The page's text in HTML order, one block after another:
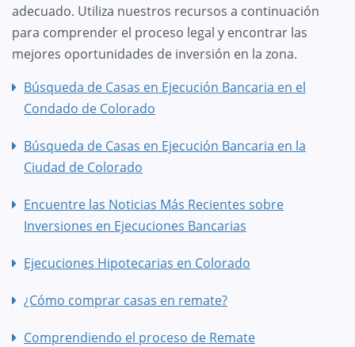
adecuado. Utiliza nuestros recursos a continuación
para comprender el proceso legal y encontrar las
mejores oportunidades de inversión en la zona.
Búsqueda de Casas en Ejecución Bancaria en el
Condado de Colorado
Búsqueda de Casas en Ejecución Bancaria en la
Ciudad de Colorado
Encuentre las Noticias Más Recientes sobre
Inversiones en Ejecuciones Bancarias
Ejecuciones Hipotecarias en Colorado
¿Cómo comprar casas en remate?
Comprendiendo el proceso de Remate